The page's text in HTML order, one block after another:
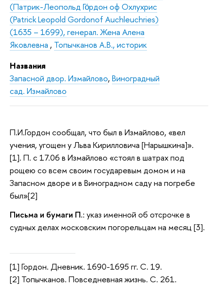
(Патрик-Леопольд Го́рдон оф Охлухрис
(Patrick Leopold Gordonof Auchleuchries)
(1635 – 1699), генерал. Жена Алена
Яковлевна , Топычканов А.В., историк
Названия
Запасной двор. Измайлово, Виноградный
сад. Измайлово
П.И.Гордон сообщал, что был в Измайлово, «вел
учения, угощен у Льва Кирилловича [Нарышкина]».
[1]. П. с 17.06 в Измайлово «стоял в шатрах под
рощею со всем своим государевым домом и на
Запасном дворе и в Виноградном саду на погребе
был»[2]
Письма и бумаги П.: указ именной об отсрочке в
судных делах московским погорельцам на месяц [3].
[1] Гордон. Дневник. 1690-1695 гг. С. 19.
[2] Топычканов. Повседневная жизнь. С. 261.